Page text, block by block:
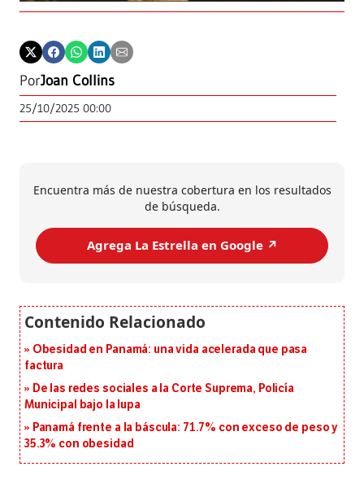
PorJoan Collins
25/10/2025 00:00
Encuentra más de nuestra cobertura en los resultados
de búsqueda.
Agrega La Estrella en Google ↗️
Obesidad en Panamá: una vida acelerada que pasa
factura
De las redes sociales a la Corte Suprema, Policía
Municipal bajo la lupa
Panamá frente a la báscula: 71.7% con exceso de peso y
35.3% con obesidad